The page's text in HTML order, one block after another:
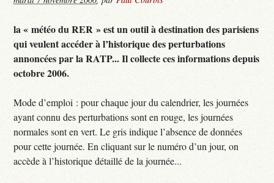
la « météo du RER » est un outil à destination des parisiens
qui veulent accéder à l’historique des perturbations
annoncées par la RATP... Il collecte ces informations depuis
octobre 2006.
Mode d’emploi : pour chaque jour du calendrier, les journées
ayant connu des perturbations sont en rouge, les journées
normales sont en vert. Le gris indique l’absence de données
pour cette journée. En cliquant sur le numéro d’un jour, on
accède à l’historique détaillé de la journée...